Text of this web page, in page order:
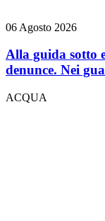
06 Agosto 2026
Alla guida sotto
denunce. Nei
ACQUA